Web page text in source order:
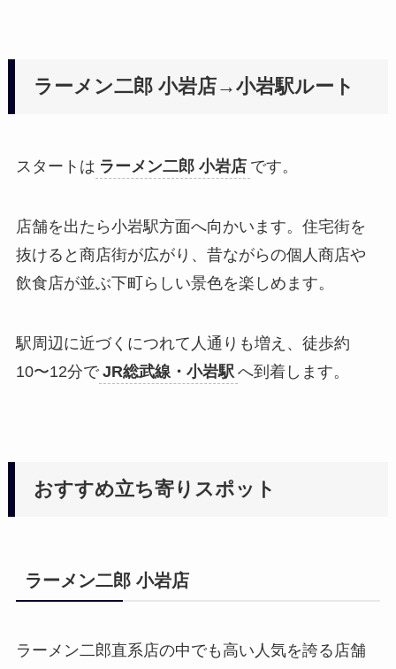
ラーメン二郎 小岩店→小岩駅ルート
スタートは ラーメン二郎 小岩店 です。
店舗を出たら小岩駅方面へ向かいます。住宅街を
抜けると商店街が広がり、昔ながらの個人商店や
飲食店が並ぶ下町らしい景色を楽しめます。
駅周辺に近づくにつれて人通りも増え、徒歩約
10〜12分で JR総武線・小岩駅 へ到着します。
おすすめ立ち寄りスポット
ラーメン二郎 小岩店
ラーメン二郎直系店の中でも高い人気を誇る店舗